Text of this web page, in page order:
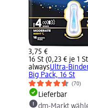
3,75 €
16 St (0,23 € je 1
alwaysUltra-
Big Pack, 16 St
(70)
Lieferbar